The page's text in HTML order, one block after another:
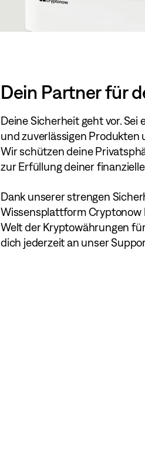
Dein Partner für
Deine Sicherheit geht vor.
und zuverlässigen Produkten
Wir schützen deine
zur Erfüllung deiner
Dank unserer strengen
Wissensplattform Cryptonow
Welt der Kryptowährungen
dich jederzeit an unser